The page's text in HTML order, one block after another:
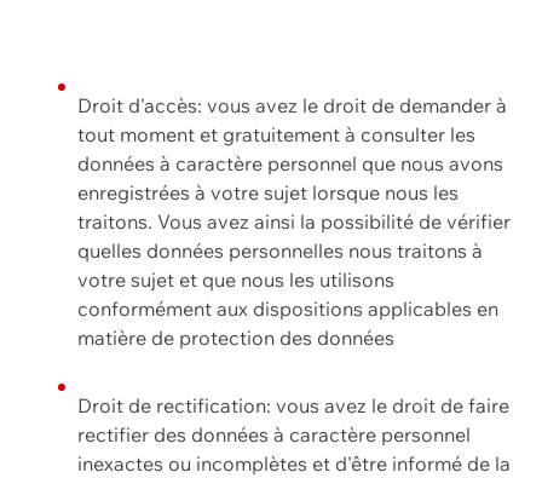
Droit d'accès: vous avez le droit de demander à
tout moment et gratuitement à consulter les
données à caractère personnel que nous avons
enregistrées à votre sujet lorsque nous les
traitons. Vous avez ainsi la possibilité de vérifier
quelles données personnelles nous traitons à
votre sujet et que nous les utilisons
conformément aux dispositions applicables en
matière de protection des données
Droit de rectification: vous avez le droit de faire
rectifier des données à caractère personnel
inexactes ou incomplètes et d'être informé de la